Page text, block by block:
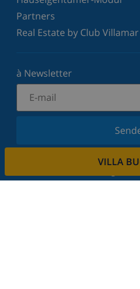
VILLA
Partners
Real Estate by Club Villamar
à Newsletter
Melden Sie sich für
dem Laufenden. Wir